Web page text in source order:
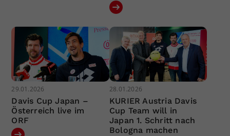
29.01.2026
Davis Cup Japan –
Österreich live im
ORF
28.01.2026
KURIER Austria Davis
Cup Team will in
Japan 1. Schritt nach
Bologna machen